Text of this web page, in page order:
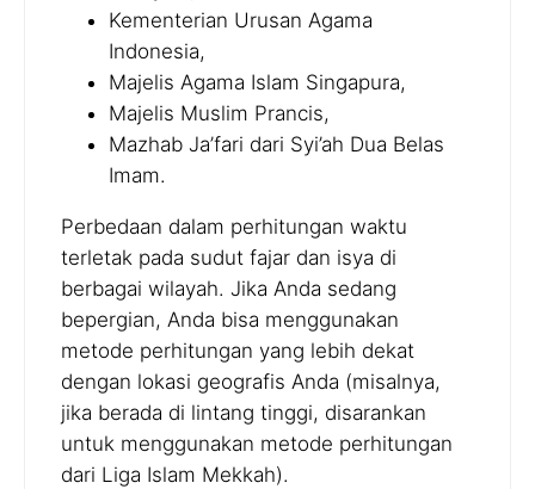
Kementerian Urusan Agama
Indonesia,
Majelis Agama Islam Singapura,
Majelis Muslim Prancis,
Mazhab Ja’fari dari Syi’ah Dua Belas
Imam.
Perbedaan dalam perhitungan waktu
terletak pada sudut fajar dan isya di
berbagai wilayah. Jika Anda sedang
bepergian, Anda bisa menggunakan
metode perhitungan yang lebih dekat
dengan lokasi geografis Anda (misalnya,
jika berada di lintang tinggi, disarankan
untuk menggunakan metode perhitungan
dari Liga Islam Mekkah).